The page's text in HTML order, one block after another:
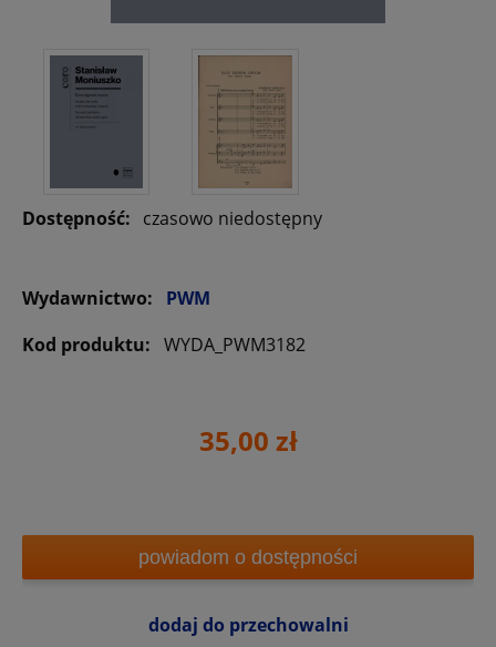
Dostępność: czasowo niedostępny
Wydawnictwo:
PWM
Kod produktu: WYDA_PWM3182
35,00 zł
powiadom o dostępności
dodaj do przechowalni